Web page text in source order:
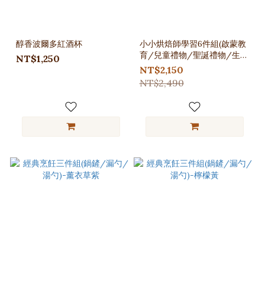
醇香波爾多紅酒杯
NT$1,250
小小烘焙師學習6件組(啟蒙教
育/兒童禮物/聖誕禮物/生日
禮物)
NT$2,150
NT$2,490